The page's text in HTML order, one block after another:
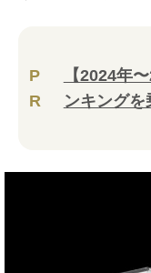
P
R
【2024年
ンキング